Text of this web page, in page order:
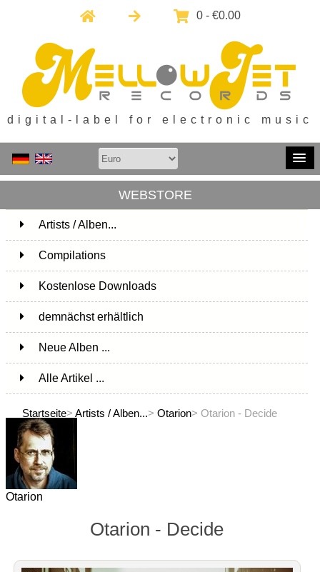
0 - €0.00
digital-label for electronic music
WEBSTORE
Artists / Alben...
Compilations
Kostenlose Downloads
demnächst erhältlich
Neue Alben ...
Alle Artikel ...
Startseite> Artists / Alben...> Otarion> Otarion - Decide
Otarion
Otarion - Decide